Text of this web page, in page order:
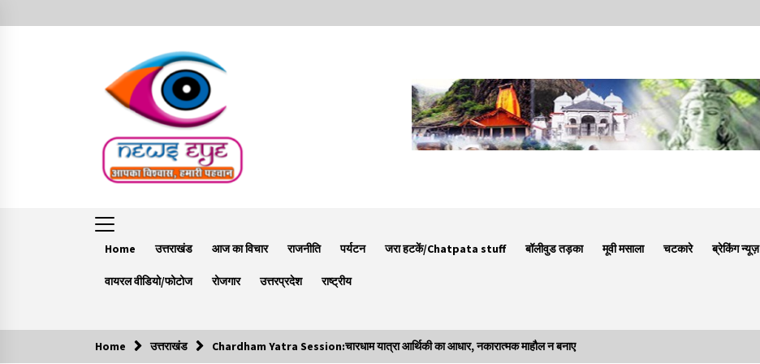
to
Home उत्तराखंड आज का विचार राजनीति पर्यटन जरा हटकें/Chatpata stuff बॉलीवुड तड़का मूवी मसाला चटकारे ब्रेकिंग न्यूज़
वायरल वीडियो/फोटोज रोजगार उत्तरप्रदेश राष्ट्रीय
Trending Now
Home उत्तराखंड Chardham Yatra Session:चारधाम यात्रा आर्थिकी का आधार, नकारात्मक माहौल न बनाए